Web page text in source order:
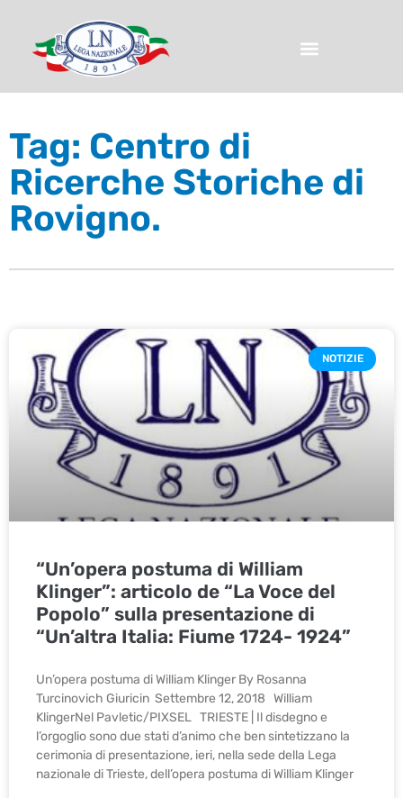
Tag: Centro di
Ricerche Storiche di
Rovigno.
NOTIZIE
“Un’opera postuma di William
Klinger”: articolo de “La Voce del
Popolo” sulla presentazione di
“Un’altra Italia: Fiume 1724- 1924”
Un’opera postuma di William Klinger By Rosanna
Turcinovich Giuricin Settembre 12, 2018 William
KlingerNel Pavletic/PIXSEL TRIESTE | Il disdegno e
l’orgoglio sono due stati d’animo che ben sintetizzano la
cerimonia di presentazione, ieri, nella sede della Lega
nazionale di Trieste, dell’opera postuma di William Klinger